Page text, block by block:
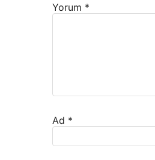
Yorum *
Ad *